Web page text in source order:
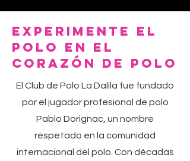
Experimente el
polo en el
corazón de POLO
El Club de Polo La Dalila fue fundado
por el jugador profesional de polo
Pablo Dorignac, un nombre
respetado en la comunidad
internacional del polo. Con décadas